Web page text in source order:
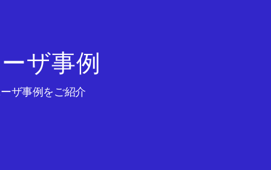
ザ事例
ザ事例をご紹介